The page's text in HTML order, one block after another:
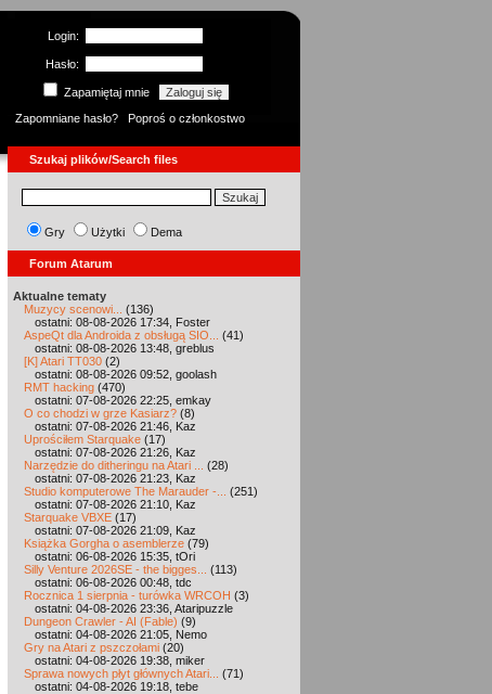
Login:
Hasło:
Zapamiętaj mnie
Zapomniane hasło?
Poproś o członkostwo
Szukaj plików/Search files
Gry Użytki Dema
Forum Atarum
Aktualne tematy
Muzycy scenowi...
(136)
ostatni: 08-08-2026 17:34, Foster
AspeQt dla Androida z obsługą SIO...
(41)
ostatni: 08-08-2026 13:48, greblus
[K] Atari TT030 (2)
ostatni: 08-08-2026 09:52, goolash
RMT hacking (470)
ostatni: 07-08-2026 22:25, emkay
O co chodzi w grze Kasiarz? (8)
ostatni: 07-08-2026 21:46, Kaz
Uprościłem Starquake (17)
ostatni: 07-08-2026 21:26, Kaz
Narzędzie do ditheringu na Atari ...
(28)
ostatni: 07-08-2026 21:23, Kaz
Studio komputerowe The Marauder -...
(251)
ostatni: 07-08-2026 21:10, Kaz
Starquake VBXE (17)
ostatni: 07-08-2026 21:09, Kaz
Książka Gorgha o asemblerze (79)
ostatni: 06-08-2026 15:35, tOri
Silly Venture 2026SE - the bigges...
(113)
ostatni: 06-08-2026 00:48, tdc
Rocznica 1 sierpnia - turówka WRCOH (3)
ostatni: 04-08-2026 23:36, Ataripuzzle
Dungeon Crawler - AI (Fable) (9)
ostatni: 04-08-2026 21:05, Nemo
Gry na Atari z pszczołami (20)
ostatni: 04-08-2026 19:38, miker
Sprawa nowych płyt głównych Atari...
(71)
ostatni: 04-08-2026 19:18, tebe